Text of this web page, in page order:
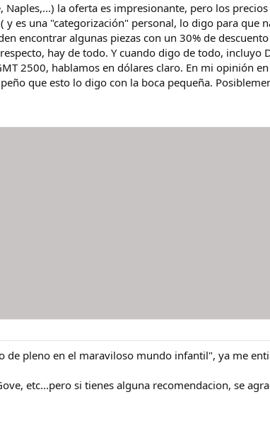
la oferta es impresionante, pero los
es una "categorización" personal, lo digo para que
encontrar algunas piezas con un 30% de
hay de todo. Y cuando digo de todo, incluyo
2500, hablamos en dólares claro. En mi opinión
que esto lo digo con la boca pequeña.
pleno en el maraviloso mundo infantil", ya me
etc...pero si tienes alguna recomendacion, se